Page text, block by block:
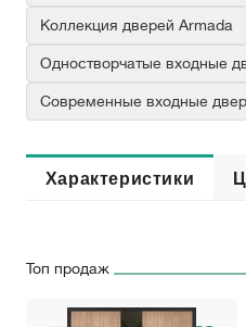
Коллекция дверей Armada
Одностворчатые входные
Современные входные
Характеристики
Топ продаж